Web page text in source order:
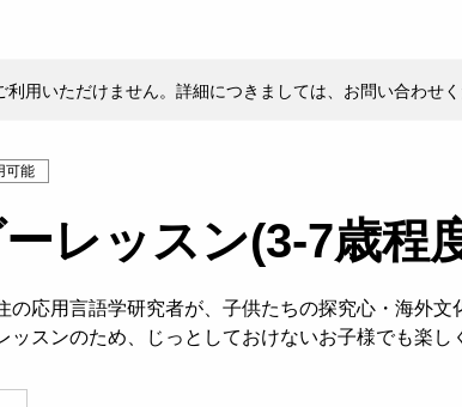
利用いただけません。詳細につきましては、お問い合わせく
可能
レッスン(3-7歳程
の応用言語学研究者が、子供たちの探究心・海外
ッスンのため、じっとしておけないお子様でも楽し